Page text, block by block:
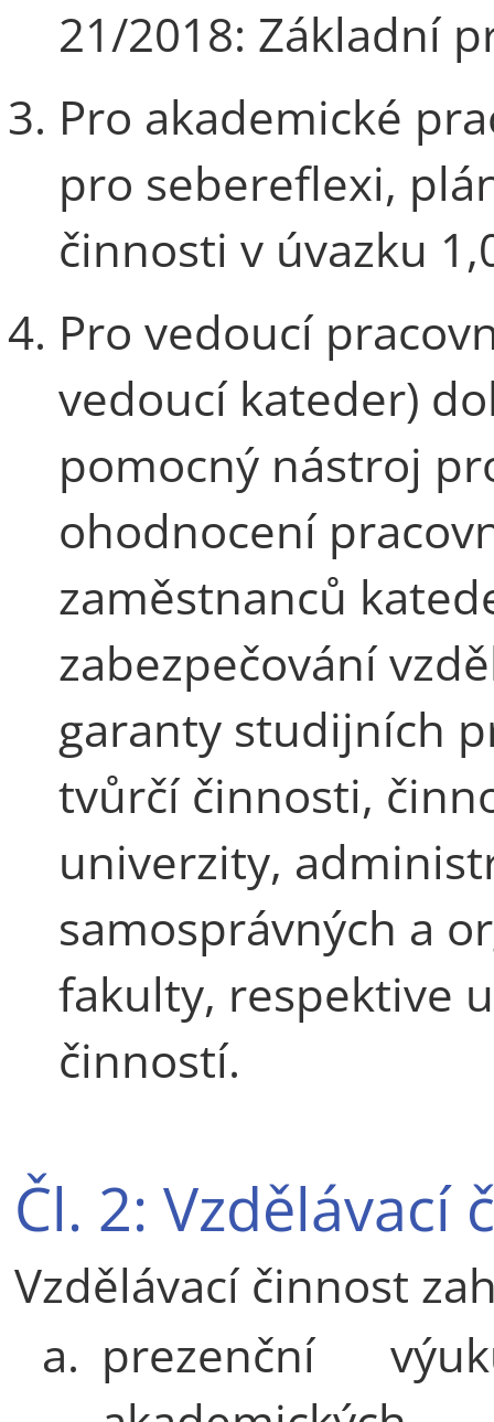
21/2018: Základní
Pro akademické
pro sebereflexi,
činnosti v úvazku
Pro vedoucí
vedoucí kateder)
pomocný nástroj
ohodnocení
zaměstnanců
zabezpečování
garanty studijních
tvůrčí činnosti,
univerzity,
samosprávných a
fakulty, respektive
činností.
Čl. 2: Vzdělávací
Vzdělávací činnost
a. prezenční